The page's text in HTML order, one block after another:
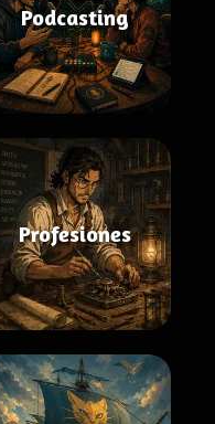
Podcasting
Profesiones